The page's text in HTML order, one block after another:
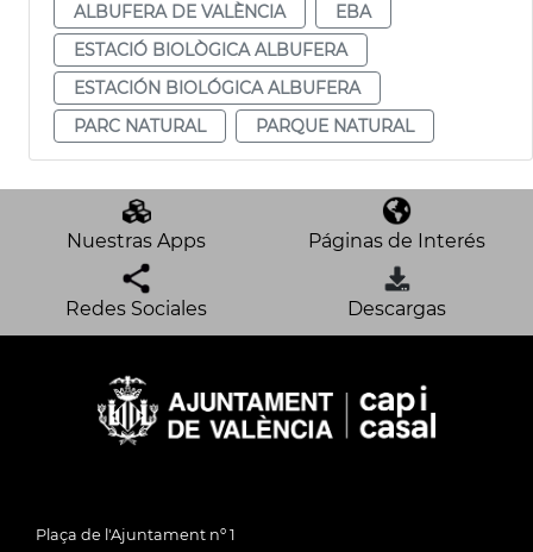
ALBUFERA DE VALÈNCIA
EBA
ESTACIÓ BIOLÒGICA ALBUFERA
ESTACIÓN BIOLÓGICA ALBUFERA
PARC NATURAL
PARQUE NATURAL
Nuestras Apps Páginas de Interés
Redes Sociales Descargas
Plaça de l'Ajuntament nº 1